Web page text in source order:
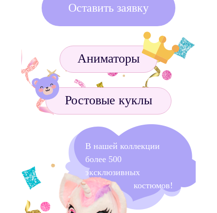
Оставить заявку
Аниматоры
Ростовые куклы
В нашей коллекции
более 500
эксклюзивных
костюмов!